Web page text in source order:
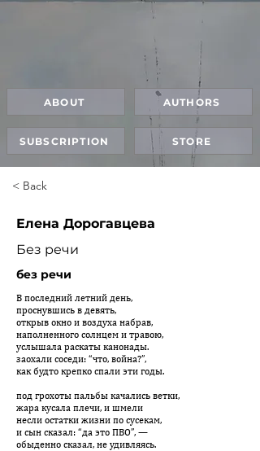
ABOUT AUTHORS
SUBSCRIPTION STORE
< Back
Елена Дорогавцева
Без речи
без речи
В последний летний день,
проснувшись в девять,
открыв окно и воздуха набрав,
наполненного солнцем и травою,
услышала раскаты канонады.
заохали соседи: “что, война?”,
как будто крепко спали эти годы.
под грохоты пальбы качались ветки,
жара кусала плечи, и шмели
несли остатки жизни по сусекам,
и сын сказал: “да это ПВО”, —
обыденно сказал, не удивляясь.